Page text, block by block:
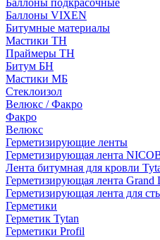
Баллоны подкрасочные
Баллоны VIXEN
Битумные материалы
Мастики ТН
Праймеры ТН
Битум БН
Мастики МБ
Стеклоизол
Велюкс / Факро
Факро
Велюкс
Герметизирующие ленты
Герметизирующая лента
Лента битумная для кровли
Герметизирующая лента Grand
Герметизирующая лента для
Герметики
Герметик Tytan
Герметики Profil